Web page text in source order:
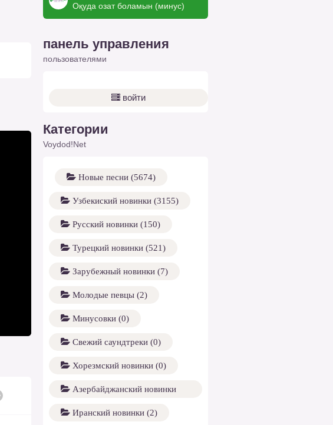
Оқуда озат боламын (минус)
панель управления
пользователями
войти
Категории
Voydod!Net
Новые песни (5674)
Узбекиский новинки (3155)
Русский новинки (150)
Турецкий новинки (521)
Зарубежный новинки (7)
Молодые певцы (2)
Минусовки (0)
Свежий саундтреки (0)
Хорезмский новинки (0)
Азербайджанский новинки
(1158)
Иранский новинки (2)